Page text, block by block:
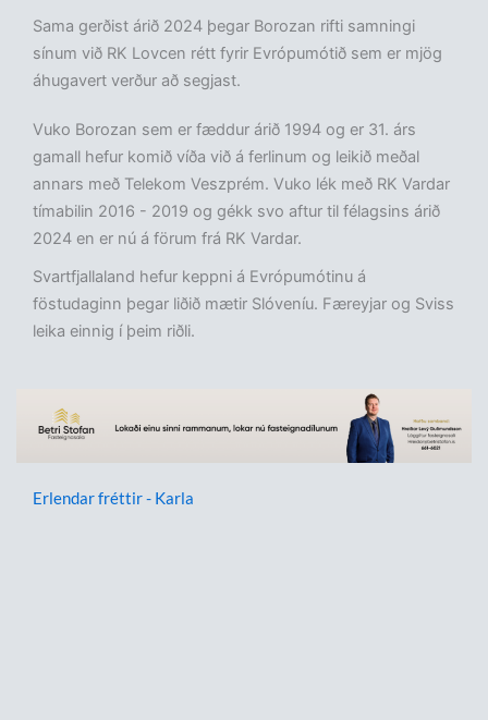
Sama gerðist árið 2024 þegar Borozan rifti samningi
sínum við RK Lovcen rétt fyrir Evrópumótið sem er mjög
áhugavert verður að segjast.
Vuko Borozan sem er fæddur árið 1994 og er 31. árs
gamall hefur komið víða við á ferlinum og leikið meðal
annars með Telekom Veszprém. Vuko lék með RK Vardar
tímabilin 2016 - 2019 og gékk svo aftur til félagsins árið
2024 en er nú á förum frá RK Vardar.
Svartfjallaland hefur keppni á Evrópumótinu á
föstudaginn þegar liðið mætir Slóveníu. Færeyjar og Sviss
leika einnig í þeim riðli.
Erlendar fréttir - Karla